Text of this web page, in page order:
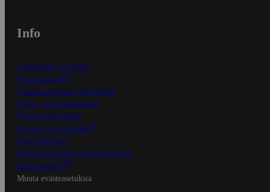
Info
S-Business yrityksille
Oiva-raportit
Osuuskauppojen yhteystiedot
Tilaus- ja toimitusehdot
Tietosuojakäytäntö
Palvelun käyttöehdot
Saavutettavuus
Mobiilisovelluksen saavutettavuus
Mainostajalle
Muuta evästeasetuksia